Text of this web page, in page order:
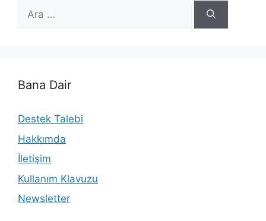
için
Bana Dair
Destek Talebi
Hakkımda
İletişim
Kullanım Klavuzu
Newsletter